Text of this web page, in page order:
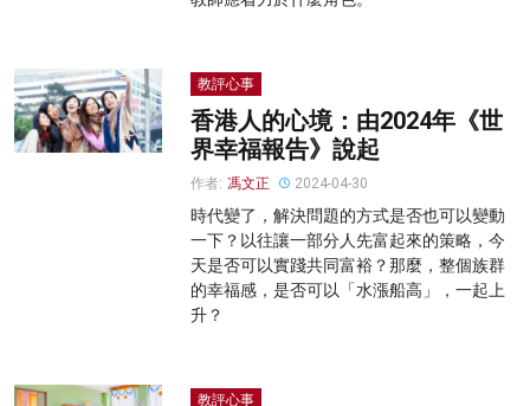
教評心事
香港人的心境：由2024年《世
界幸福報告》說起
作者: 馮文正 2024-04-30
時代變了，解決問題的方式是否也可以變動
一下？以往讓一部分人先富起來的策略，今
天是否可以實踐共同富裕？那麼，整個族群
的幸福感，是否可以「水漲船高」，一起上
升？
教評心事